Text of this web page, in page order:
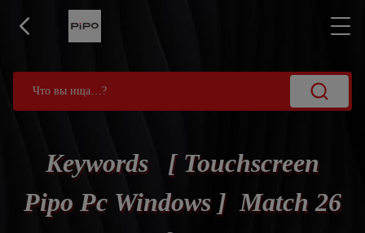
Keywords [ Touchscreen
Pipo Pc Windows ] Match 26